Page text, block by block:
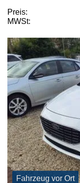
Preis:
MWSt:
Fahrzeug vor Ort